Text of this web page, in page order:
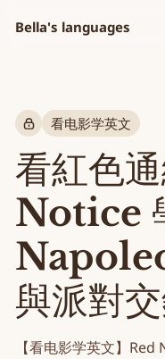
Bella's languages
看电影学英文
看紅色
Notice
與派對
【看电影学英文】